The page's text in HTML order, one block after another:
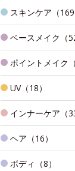
スキンケア（169
ベースメイク（
ポイントメイク（
UV（18）
インナーケア（
ヘア（16）
ボディ（8）